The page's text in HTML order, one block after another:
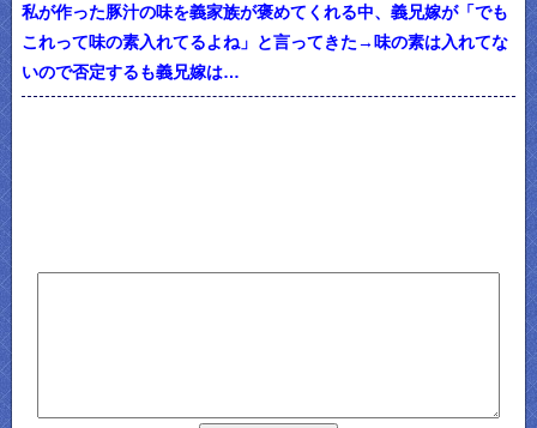
私が作った豚汁の味を義家族が褒めてくれる中、義兄嫁が「でも
これって味の素入れてるよね」と言ってきた→味の素は入れてな
いので否定するも義兄嫁は…